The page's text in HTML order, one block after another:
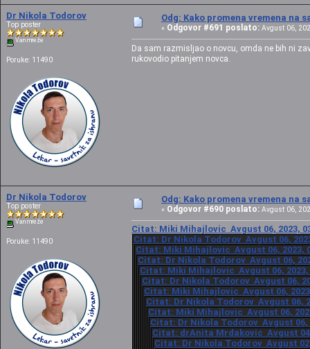
Dr Nikola Todorov
Top poster
Van mreže
Poruke: 11490
Odg: Kako promena vremena na
« Odgovor #691 poslato: Avgust 06,
Da sam razmisljao o novcu, omda ne bih ni
rukovodio pitanjem novca.
Dr Nikola Todorov
Top poster
Van mreže
Poruke: 11490
Odg: Kako promena vremena na
« Odgovor #690 poslato: Avgust 06,
Citat: Miki Mihajlovic Avgust 06, 2023,
Citat: Dr Nikola Todorov Avgust 06,
Citat: Miki Mihajlovic Avgust 06, 2023,
Citat: Dr Nikola Todorov Avgust 06,
Citat: Miki Mihajlovic Avgust 06, 2023,
Citat: Dr Nikola Todorov Avgust 06,
Citat: Miki Mihajlovic Avgust 06,
Citat: Dr Nikola Todorov Avgust 06,
Citat: Miki Mihajlovic Avgust 06,
Citat: Dr Nikola Todorov Avgust 06,
Citat: drAnita Mrdakovic Avgust 04,
Citat: Dr Nikola Todorov Avgust